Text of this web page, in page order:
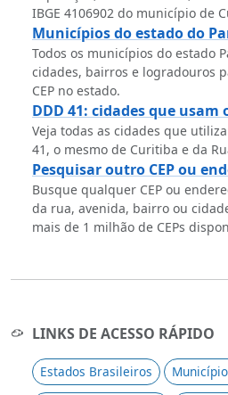
IBGE 4106902 do município de
Municípios do estado do
Todos os municípios do estado
cidades, bairros e logradouros
CEP no estado.
DDD 41: cidades que usam
Veja todas as cidades que
41, o mesmo de Curitiba e da
Pesquisar outro CEP ou
Busque qualquer CEP ou
da rua, avenida, bairro ou
mais de 1 milhão de CEPs
LINKS DE ACESSO RÁPIDO
Estados Brasileiros